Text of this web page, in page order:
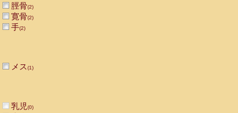
脛骨(2)
寛骨(2)
手(2)
メス(1)
乳児(0)